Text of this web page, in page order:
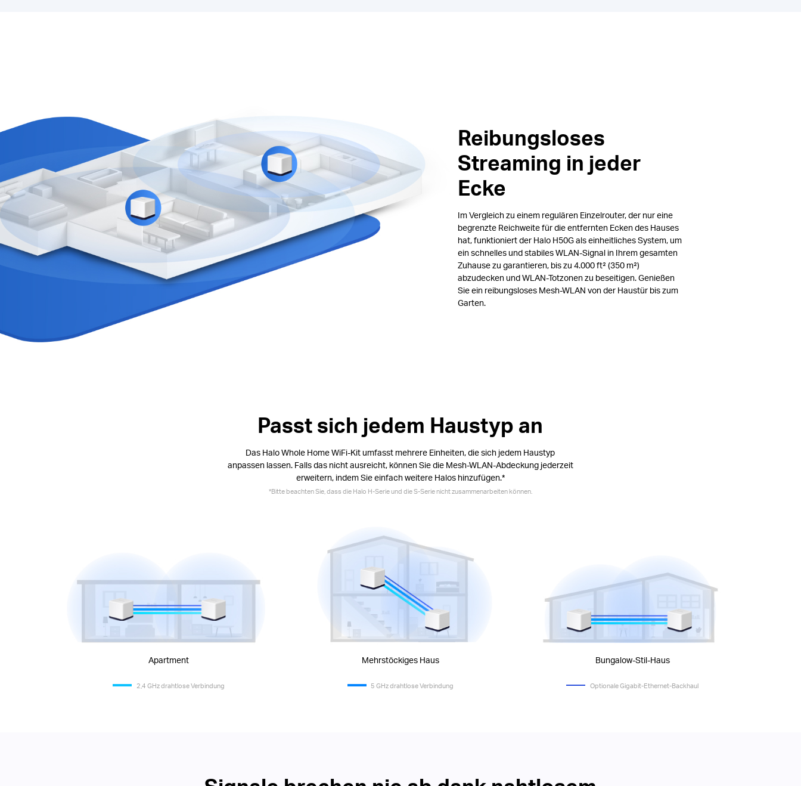
Reibungsloses
Streaming in jeder
Ecke
Im Vergleich zu einem regulären Einzelrouter, der nur eine
begrenzte Reichweite für die entfernten Ecken des Hauses
hat, funktioniert der Halo H50G als einheitliches System, um
ein schnelles und stabiles WLAN-Signal in Ihrem gesamten
Zuhause zu garantieren, bis zu 4.000 ft² (350 m²)
abzudecken und WLAN-Totzonen zu beseitigen. Genießen
Sie ein reibungsloses Mesh-WLAN von der Haustür bis zum
Garten.
Passt sich jedem Haustyp an
Das Halo Whole Home WiFi-Kit umfasst mehrere Einheiten, die sich jedem Haustyp
anpassen lassen. Falls das nicht ausreicht, können Sie die Mesh-WLAN-Abdeckung jederzeit
erweitern, indem Sie einfach weitere Halos hinzufügen.*
*Bitte beachten Sie, dass die Halo H-Serie und die S-Serie nicht zusammenarbeiten können.
Apartment Mehrstöckiges Haus Bungalow-Stil-Haus
2,4 GHz drahtlose Verbindung 5 GHz drahtlose Verbindung Optionale Gigabit-Ethernet-Backhaul